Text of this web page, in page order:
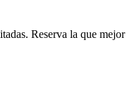
Reserva la que mejor